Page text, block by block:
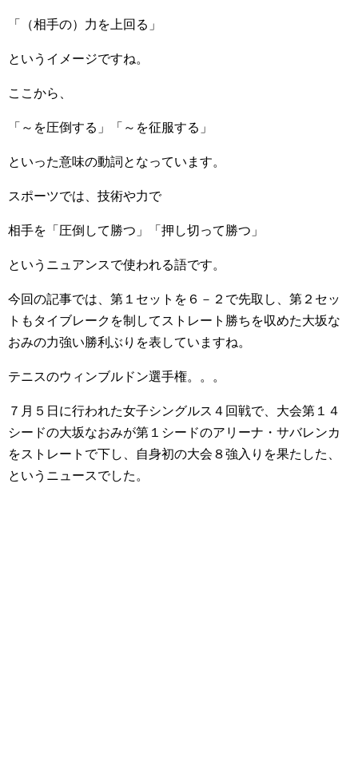
「（相手の）力を上回る」
というイメージですね。
ここから、
「～を圧倒する」「～を征服する」
といった意味の動詞となっています。
スポーツでは、技術や力で
相手を「圧倒して勝つ」「押し切って勝つ」
というニュアンスで使われる語です。
今回の記事では、第１セットを６－２で先取し、第２セッ
トもタイブレークを制してストレート勝ちを収めた大坂な
おみの力強い勝利ぶりを表していますね。
テニスのウィンブルドン選手権。。。
７月５日に行われた女子シングルス４回戦で、大会第１４
シードの大坂なおみが第１シードのアリーナ・サバレンカ
をストレートで下し、自身初の大会８強入りを果たした、
というニュースでした。